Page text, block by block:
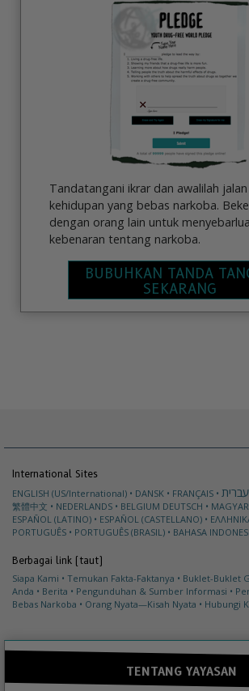
Tandatangani ikrar dan awalilah
kehidupan yang bebas narkoba.
dengan orang lain untuk
kebenaran tentang narkoba.
BUBUHKAN TANDA
SEKARANG
International Sites
ENGLISH (US/International)
DANSK FRANÇAIS עברית
繁體中文
NEDERLANDS BELGIUM DEUTSCH MAGYAR
ESPAÑOL (LATINO)
ESPAÑOL (CASTELLANO)
PORTUGUÊS
PORTUGUÊS (BRASIL) BAHASA
Berbagai link (taut)
Siapa Kami
Temukan Fakta-Faktanya Buklet-Buklet
Anda
Berita Pengunduhan & Sumber Informasi
Bebas Narkoba
Orang Nyata—Kisah Nyata Hubungi
TENTANG YAYASAN